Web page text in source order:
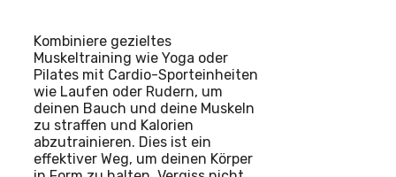
Kombiniere gezieltes
Muskeltraining wie Yoga oder
Pilates mit Cardio-Sporteinheiten
wie Laufen oder Rudern, um
deinen Bauch und deine Muskeln
zu straffen und Kalorien
abzutrainieren. Dies ist ein
effektiver Weg, um deinen Körper